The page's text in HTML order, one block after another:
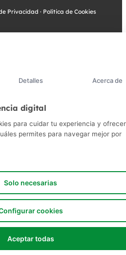
Privacidad · Política de Cookies
Detalles Acerca de
digital
para cuidar tu experiencia y
permites para navegar mejor por
Solo necesarias
cookies
Aceptar todas